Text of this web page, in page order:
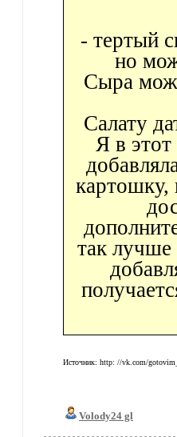
- тертый
но
Сыра
Салату
Я в этот
картошку,
так лучше
Источник: http: //vk.com/
Volody24 gl